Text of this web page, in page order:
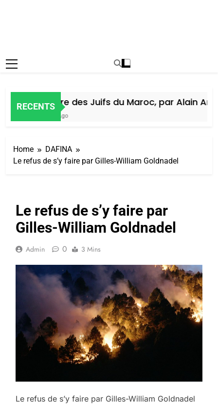
RECENTS
Histoire des Juifs du Maroc, par Alain Amiel
Home
DAFINA
Le refus de s’y faire par Gilles-William Goldnadel
Le refus de s’y faire par
Gilles-William Goldnadel
Admin 0 3 Mins
Le refus de s’y faire par Gilles-William Goldnadel